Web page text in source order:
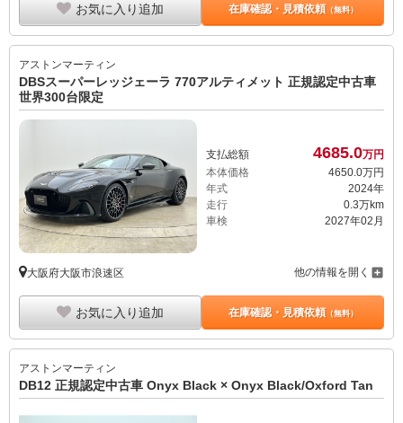
お気に入り追加 在庫確認・見積依頼（無料）
アストンマーティン
DBSスーパーレッジェーラ 770アルティメット 正規認定中古車
世界300台限定
支払総額 4685.0万円
本体価格
4650.0万円
年式
2024年
走行
0.3万km
車検
2027年02月
大阪府大阪市浪速区 他の情報を開く
お気に入り追加 在庫確認・見積依頼（無料）
アストンマーティン
DB12 正規認定中古車 Onyx Black × Onyx Black/Oxford Tan